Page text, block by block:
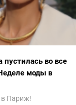
пустилась во все
моды в
в Париж!